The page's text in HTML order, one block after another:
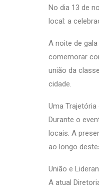
No dia 13 de
local: a
A noite de
comemorar
união da
cidade.
Uma
Durante o
locais. A
ao longo
União e
A atual